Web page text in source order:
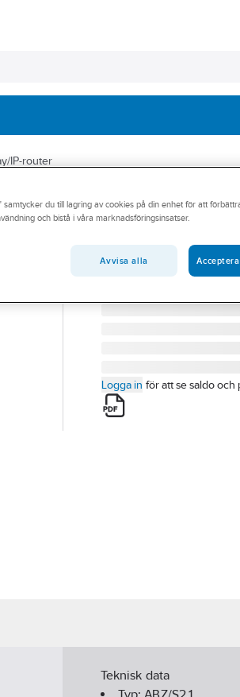
IP-router
ABB
TIDENHET
Artikelnummer:
1750095
Logga in för att se saldo och
Teknisk data
du till lagring av cookies på din enhet för att
och bistå i våra marknadsföringsinsatser.
Avvisa alla